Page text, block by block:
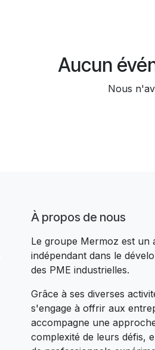
Aucun
Nous
À propos de nous
Le groupe Mermoz est un
indépendant dans le
des PME industrielles.
Grâce à ses diverses
s'engage à offrir aux
accompagne une
complexité de leurs défis,